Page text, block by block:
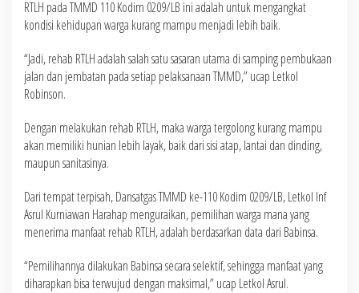
RTLH pada TMMD 110 Kodim 0209/LB ini adalah untuk mengangkat
kondisi kehidupan warga kurang mampu menjadi lebih baik.
“Jadi, rehab RTLH adalah salah satu sasaran utama di samping pembukaan
jalan dan jembatan pada setiap pelaksanaan TMMD,” ucap Letkol
Robinson.
Dengan melakukan rehab RTLH, maka warga tergolong kurang mampu
akan memiliki hunian lebih layak, baik dari sisi atap, lantai dan dinding,
maupun sanitasinya.
Dari tempat terpisah, Dansatgas TMMD ke-110 Kodim 0209/LB, Letkol Inf
Asrul Kurniawan Harahap menguraikan, pemilihan warga mana yang
menerima manfaat rehab RTLH, adalah berdasarkan data dari Babinsa.
“Pemilihannya dilakukan Babinsa secara selektif, sehingga manfaat yang
diharapkan bisa terwujud dengan maksimal,” ucap Letkol Asrul.